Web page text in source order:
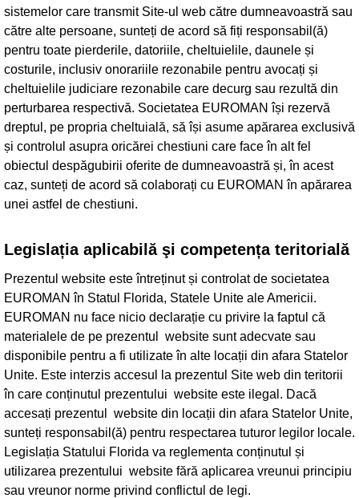
sistemelor care transmit Site-ul web către dumneavoastră sau
către alte persoane, sunteți de acord să fiți responsabil(ă)
pentru toate pierderile, datoriile, cheltuielile, daunele și
costurile, inclusiv onorariile rezonabile pentru avocați și
cheltuielile judiciare rezonabile care decurg sau rezultă din
perturbarea respectivă. Societatea EUROMAN își rezervă
dreptul, pe propria cheltuială, să își asume apărarea exclusivă
și controlul asupra oricărei chestiuni care face în alt fel
obiectul despăgubirii oferite de dumneavoastră și, în acest
caz, sunteți de acord să colaborați cu EUROMAN în apărarea
unei astfel de chestiuni.
Legislația aplicabilă şi competența teritorială
Prezentul website este întreținut și controlat de societatea
EUROMAN în Statul Florida, Statele Unite ale Americii.
EUROMAN nu face nicio declarație cu privire la faptul că
materialele de pe prezentul website sunt adecvate sau
disponibile pentru a fi utilizate în alte locații din afara Statelor
Unite. Este interzis accesul la prezentul Site web din teritorii
în care conținutul prezentului website este ilegal. Dacă
accesați prezentul website din locații din afara Statelor Unite,
sunteți responsabil(ă) pentru respectarea tuturor legilor locale.
Legislația Statului Florida va reglementa conținutul și
utilizarea prezentului website fără aplicarea vreunui principiu
sau vreunor norme privind conflictul de legi.